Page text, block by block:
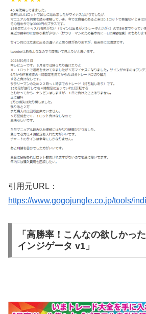
引用元URL：
https://www.gogojungle.co.jp/tools/
「高勝率！こんなの欲しかっ
インジゲータ v1」